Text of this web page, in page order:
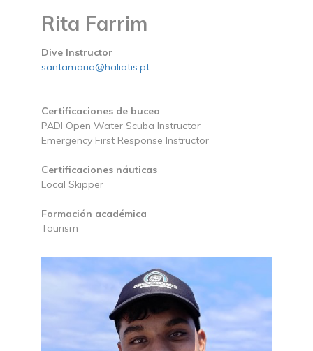
Rita Farrim
Dive Instructor
santamaria@haliotis.pt
Certificaciones de buceo
PADI Open Water Scuba Instructor
Emergency First Response Instructor
Certificaciones náuticas
Local Skipper
Formación académica
Tourism